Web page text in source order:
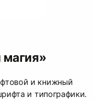
и книжный
и типографики.